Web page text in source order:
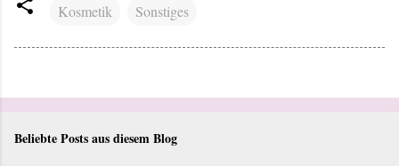
Kosmetik Sonstiges
Beliebte Posts aus diesem Blog